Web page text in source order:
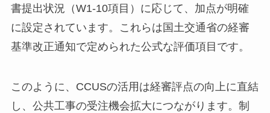
書提出状況（W1-10項目）に応じて、加点が明確
に設定されています。これらは国土交通省の経審
基準改正通知で定められた公式な評価項目です。
このように、CCUSの活用は経審評点の向上に直結
し、公共工事の受注機会拡大につながります。制